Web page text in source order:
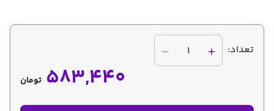
تعداد: 1
583,440 تومان